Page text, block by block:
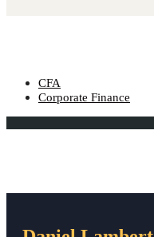
CFA
Corporate Finance